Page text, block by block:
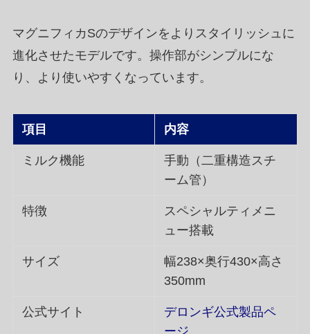
マグニフィカSのデザインをよりスタイリッシュに
進化させたモデルです。操作部がシンプルにな
り、より使いやすくなっています。
項目 内容
ミルク機能
手動（二重構造スチ
ーム管）
特徴
スペシャルティメニ
ュー搭載
サイズ
幅238×奥行430×高さ
350mm
公式サイト
デロンギ公式製品ペ